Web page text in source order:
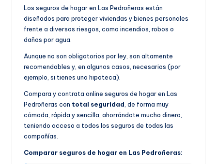
Los seguros de hogar en Las Pedroñeras están
diseñados para proteger viviendas y bienes personales
frente a diversos riesgos, como incendios, robos o
daños por agua.
Aunque no son obligatorios por ley, son altamente
recomendables y, en algunos casos, necesarios (por
ejemplo, si tienes una hipoteca).
Compara y contrata online seguros de hogar en Las
Pedroñeras con total seguridad, de forma muy
cómoda, rápida y sencilla, ahorrándote mucho dinero,
teniendo acceso a todos los seguros de todas las
compañías.
Comparar seguros de hogar en Las Pedroñeras: